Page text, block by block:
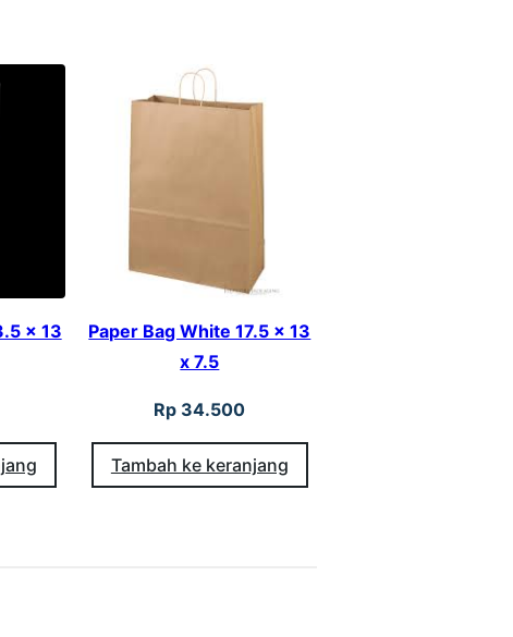
x 13
Paper Bag White 17.5 x 13
x 7.5
Rp 34.500
Tambah ke keranjang